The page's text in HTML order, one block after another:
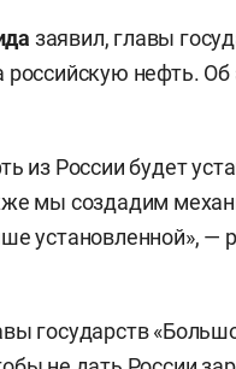
заявил, главы
нефть. Об
из России будет
мы создадим
установленной», —
государств